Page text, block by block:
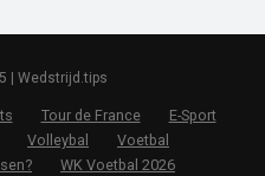
| Wedstrijd.tips
Tour de France
E-Sport
Volleybal
Voetbal
WK Voetbal 2026